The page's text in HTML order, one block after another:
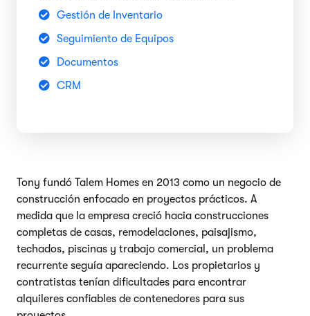
Gestión de Inventario
Seguimiento de Equipos
Documentos
CRM
Tony fundó Talem Homes en 2013 como un negocio de
construcción enfocado en proyectos prácticos. A
medida que la empresa creció hacia construcciones
completas de casas, remodelaciones, paisajismo,
techados, piscinas y trabajo comercial, un problema
recurrente seguía apareciendo. Los propietarios y
contratistas tenían dificultades para encontrar
alquileres confiables de contenedores para sus